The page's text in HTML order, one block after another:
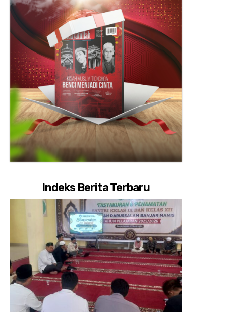
Indeks Berita Terbaru